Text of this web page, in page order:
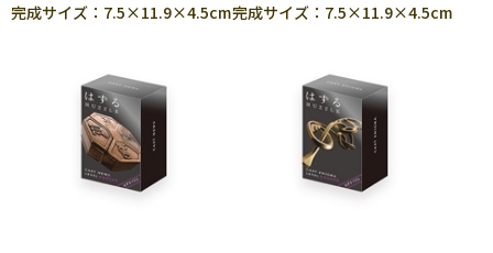
完成サイズ：7.5×11.9×4.5cm完成サイズ：7.5×11.9×4.5cm